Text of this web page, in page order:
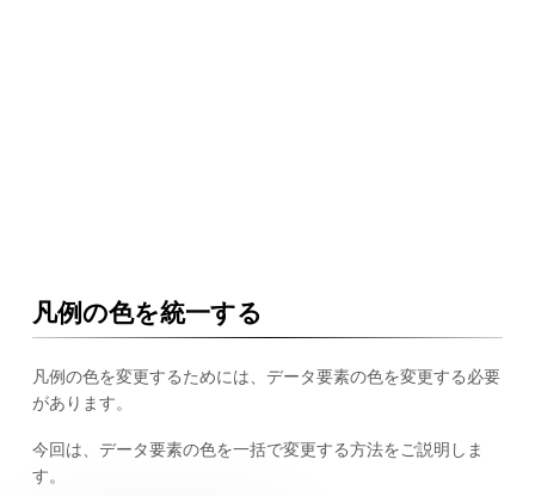
凡例の色を統一する
凡例の色を変更するためには、データ要素の色を変更する必要
があります。
今回は、データ要素の色を一括で変更する方法をご説明しま
す。